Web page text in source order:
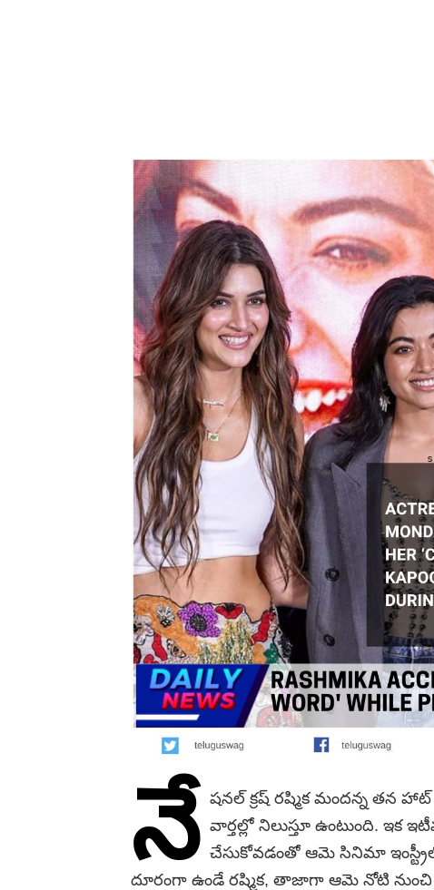
నే షనల్ క్రష్ రష్మిక మందన్న తన
వార్తల్లో నిలుస్తూ ఉంటుంది. ఇక
చేసుకోవడంతో ఆమె సినిమా
దూరంగా ఉండే రష్మిక, తాజాగా ఆమె నోటి